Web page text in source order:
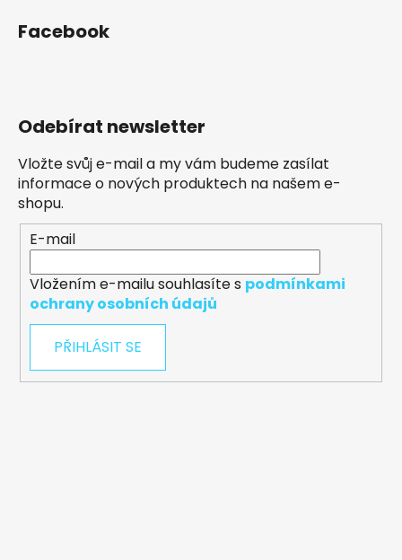
Facebook
Odebírat newsletter
Vložte svůj e-mail a my vám budeme zasílat
informace o nových produktech na našem e-
shopu.
E-mail
Vložením e-mailu souhlasíte s podmínkami
ochrany osobních údajů
PŘIHLÁSIT SE